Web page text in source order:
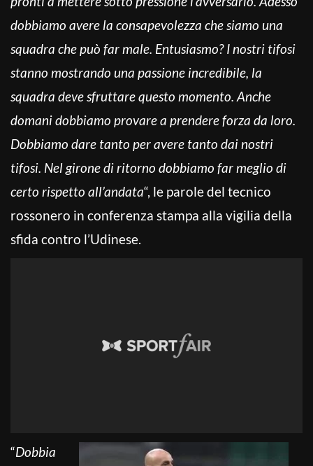
dobbiamo avere la consapevolezza che siamo una
squadra che può far male. Entusiasmo? I nostri tifosi
stanno mostrando una passione incredibile, la
squadra deve sfruttare questo momento. Anche
domani dobbiamo provare a prendere forza da loro.
Dobbiamo dare tanto per avere tanto dai nostri
tifosi. Nel girone di ritorno dobbiamo far meglio di
certo rispetto all’andata“, le parole del tecnico
rossonero in conferenza stampa alla vigilia della
sfida contro l’Udinese.
“Dobbia